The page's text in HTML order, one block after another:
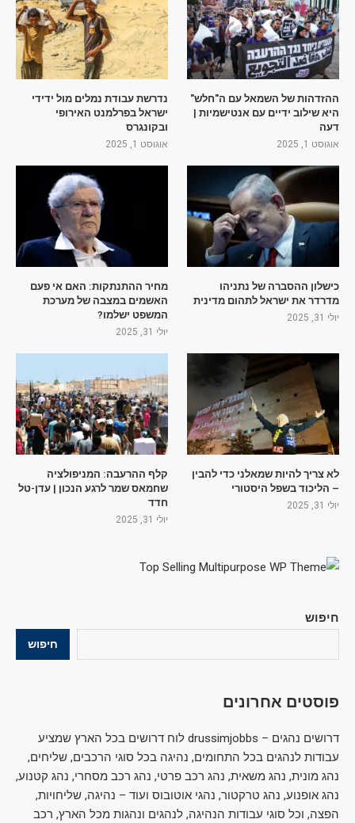
חיפוש
חיפוש
פוסטים אחרונים
דרושים נהגים – drussimjobbs לוח דרושים בכל הארץ שמציע
עבודות לנהגים בכל התחומים, נהיגה בכל סוגי הרכבים, שליחים,
נהג מונית, נהג משאית, נהג רכב פרטי, נהג רכב מסחרי, נהג קטנוע,
נהג אופנוע, נהג טרקטור, נהגי אוטובוס ועוד – נהיגה, שליחויות,
הפצה, וכל סוגי עבודות הנהיגה, לנהגים ונהגות מכל הארץ, רכב
ההזדהות של השמאל עם ה"חלש"
היא שילוב ידיים עם אנטישמיות |
דעה
אוגוסט 1, 2025
נדרשת עבודת נמלים מול ידידי
ישראל בפרלמנט האירופי
ובקונגרס
אוגוסט 1, 2025
כישלון ההסברה של נתניהו
מדרדר את ישראל לתהום מדינית
יולי 31, 2025
מחיר ההתנתקות: האם אי פעם
האשמים במצבה של מערכת
המשפט ישלמו?
יולי 31, 2025
לא צריך להיות שמאלני כדי להבין
– הליכוד בשפל היסטורי
יולי 31, 2025
קלף ההרעבה: המניפולציה
שחמאס שמר לרגע הנכון | עדן-טל
חדד
יולי 31, 2025